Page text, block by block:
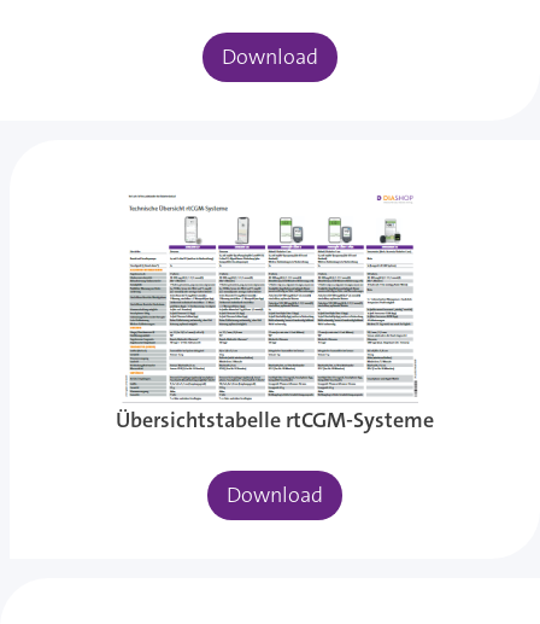
Download
Übersichtstabelle rtCGM-Systeme
Download